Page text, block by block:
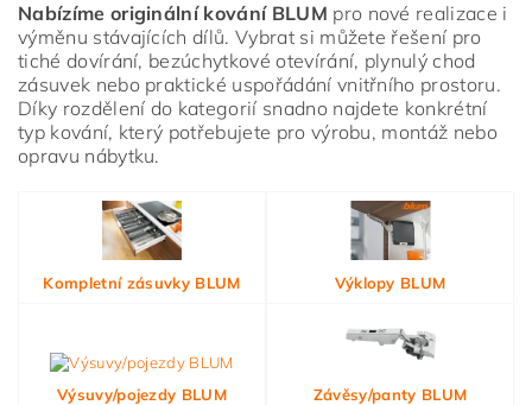
Vložením hodnocení souhlasíte s
osobních údajů
Nabízíme originální kování BLUM pro nové realizace i
výměnu stávajících dílů. Vybrat si můžete řešení pro
tiché dovírání, bezúchytkové otevírání, plynulý chod
zásuvek nebo praktické uspořádání vnitřního prostoru.
Díky rozdělení do kategorií snadno najdete konkrétní
typ kování, který potřebujete pro výrobu, montáž nebo
opravu nábytku.
Kompletní zásuvky BLUM Výklopy BLUM
Výsuvy/pojezdy BLUM Závěsy/panty BLUM